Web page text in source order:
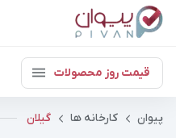
قیمت روز محصولات
پیوان کارخانه ها گیلان